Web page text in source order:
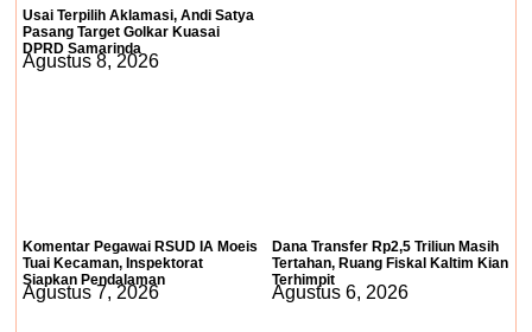
Usai Terpilih Aklamasi, Andi Satya
Pasang Target Golkar Kuasai
DPRD Samarinda
Agustus 8, 2026
Komentar Pegawai RSUD IA Moeis
Tuai Kecaman, Inspektorat
Siapkan Pendalaman
Agustus 7, 2026
Dana Transfer Rp2,5 Triliun Masih
Tertahan, Ruang Fiskal Kaltim Kian
Terhimpit
Agustus 6, 2026